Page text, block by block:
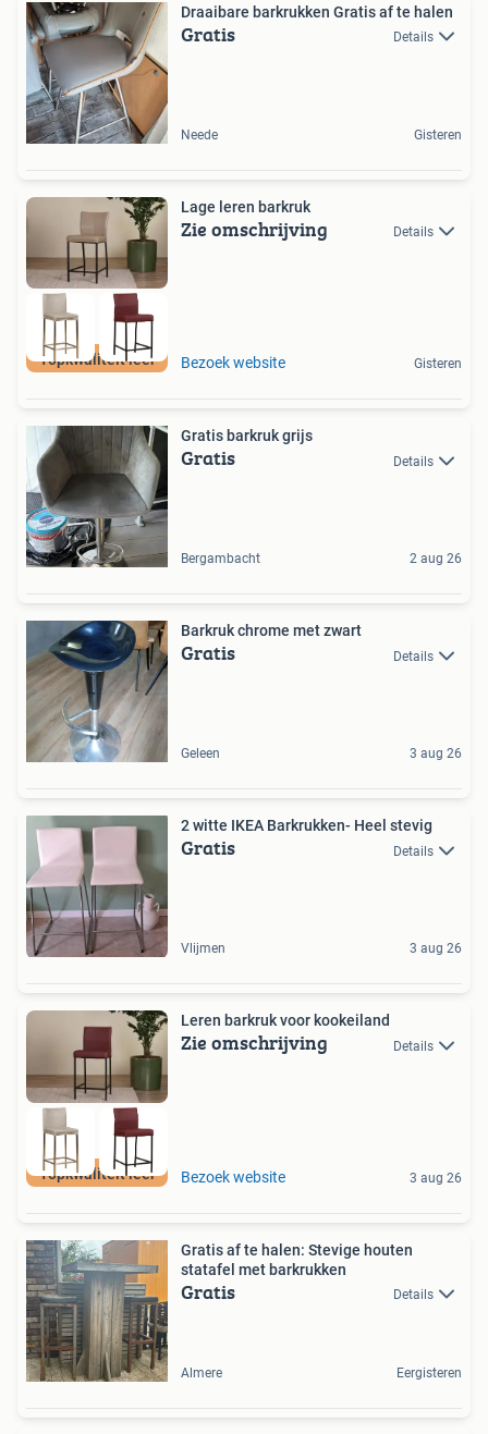
Draaibare barkrukken Gratis af te halen
Gratis Details
Neede Gisteren
Topkwaliteit leer
Lage leren barkruk
Zie omschrijving Details
Bezoek website Gisteren
Gratis barkruk grijs
Gratis Details
Bergambacht 2 aug 26
Barkruk chrome met zwart
Gratis Details
Geleen 3 aug 26
2 witte IKEA Barkrukken- Heel stevig
Gratis Details
Vlijmen 3 aug 26
Topkwaliteit leer
Leren barkruk voor kookeiland
Zie omschrijving Details
Bezoek website 3 aug 26
Gratis af te halen: Stevige houten
statafel met barkrukken
Gratis Details
Almere Eergisteren